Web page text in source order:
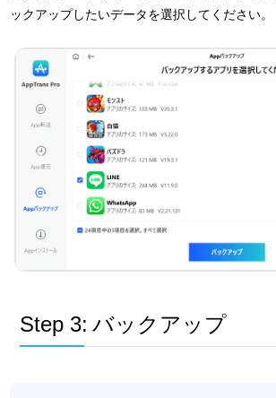
ックアップしたいデータを選択してください。
Step 3: バックアップ